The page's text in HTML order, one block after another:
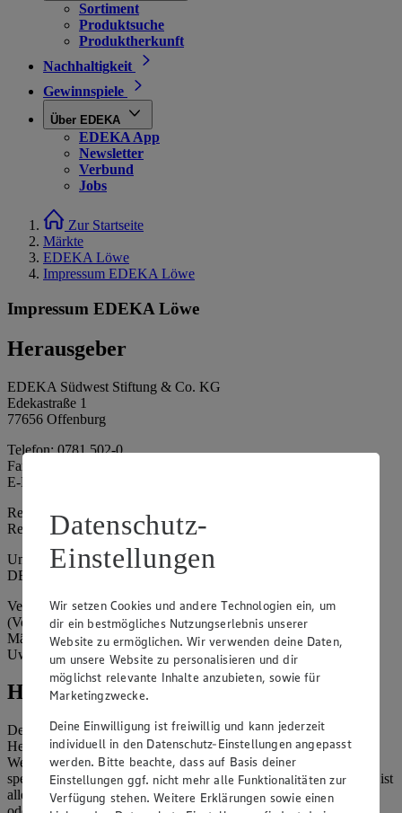
Sortiment
Produktsuche
Produktherkunft
Nachhaltigkeit
Gewinnspiele
Über EDEKA
EDEKA App
Newsletter
Verbund
Jobs
Zur Startseite
Märkte
EDEKA Löwe
Impressum EDEKA Löwe
Impressum EDEKA Löwe
Herausgeber
EDEKA Südwest Stiftung & Co. KG
Edekastraße 1
77656 Offenburg
Telefon: 0781 502-0
Fax: 0781 502-6180
E-Mail: kundenservice@edeka-suedwest.de
Registergericht: Amtsgericht Freiburg i.B.
Registernummer: HRA 707629
Umsatzsteuer-Identifikationsnummer gem. § 27a UStG:
DE815916131
Vertretungsberechtigte: Rainer Huber (Sprecher)
(Vorstandsmitglied), Klaus Fickert (Vorstandsmitglied), Jürgen
Mäder (Vorstandsmitglied), Patrick Mogck (Vorstandsmitglied),
Uwe Kohler
Hinweise
Der Inhalt dieser Website ist urheberrechtlich geschützt. Der
Herausgeber gewährt Ihnen jedoch das Recht, den auf dieser
Website bereitgestellten Text ganz oder ausschnittsweise zu
speichern und zu vervielfältigen. Aus Gründen des Urheberrechts ist
allerdings die Speicherung und Vervielfältigung von Bildmaterial
Datenschutz-
Einstellungen
Wir setzen Cookies und andere Technologien ein, um
dir ein bestmögliches Nutzungserlebnis unserer
Website zu ermöglichen. Wir verwenden deine Daten,
um unsere Website zu personalisieren und dir
möglichst relevante Inhalte anzubieten, sowie für
Marketingzwecke.
Deine Einwilligung ist freiwillig und kann jederzeit
individuell in den Datenschutz-Einstellungen angepasst
werden. Bitte beachte, dass auf Basis deiner
Einstellungen ggf. nicht mehr alle Funktionalitäten zur
Verfügung stehen. Weitere Erklärungen sowie einen